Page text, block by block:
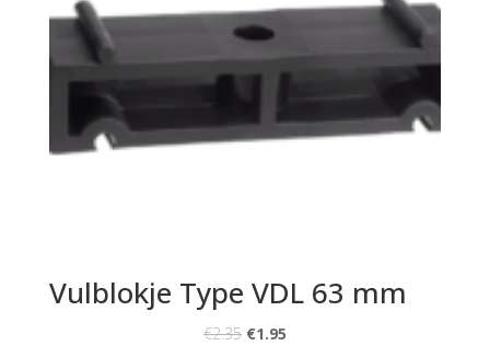
Vulblokje Type VDL 63 mm
€2.35 €1.95